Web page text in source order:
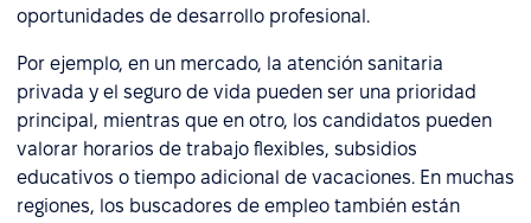
oportunidades de desarrollo profesional.
Por ejemplo, en un mercado, la atención sanitaria
privada y el seguro de vida pueden ser una prioridad
principal, mientras que en otro, los candidatos pueden
valorar horarios de trabajo flexibles, subsidios
educativos o tiempo adicional de vacaciones. En muchas
regiones, los buscadores de empleo también están